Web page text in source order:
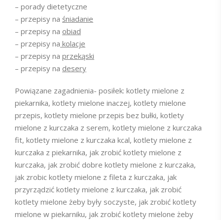
– porady dietetyczne
– przepisy na śniadanie
– przepisy na obiad
– przepisy na kolacje
– przepisy na przekąski
– przepisy na desery
Powiązane zagadnienia- posiłek: kotlety mielone z
piekarnika, kotlety mielone inaczej, kotlety mielone
przepis, kotlety mielone przepis bez bułki, kotlety
mielone z kurczaka z serem, kotlety mielone z kurczaka
fit, kotlety mielone z kurczaka kcal, kotlety mielone z
kurczaka z piekarnika, jak zrobić kotlety mielone z
kurczaka, jak zrobić dobre kotlety mielone z kurczaka,
jak zrobic kotlety mielone z fileta z kurczaka, jak
przyrządzić kotlety mielone z kurczaka, jak zrobić
kotlety mielone żeby były soczyste, jak zrobić kotlety
mielone w piekarniku, jak zrobić kotlety mielone żeby